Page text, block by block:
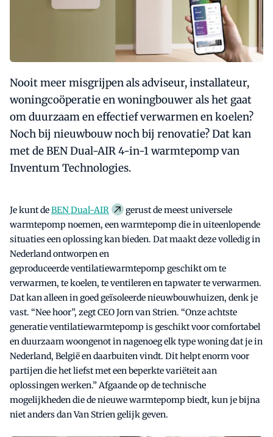
Nooit meer misgrijpen als adviseur, installateur,
woningcoöperatie en woningbouwer als het gaat
om duurzaam en effectief verwarmen en koelen?
Noch bij nieuwbouw noch bij renovatie? Dat kan
met de BEN Dual-AIR 4-in-1 warmtepomp van
Inventum Technologies.
Je kunt deBEN Dual-AIR
gerust de meest universele
warmtepomp noemen, een warmtepomp die in uiteenlopende
situaties een oplossing kan bieden. Dat maakt deze volledig in
Nederland ontworpen en
geproduceerde ventilatiewarmtepomp geschikt om te
verwarmen, te koelen, te ventileren en tapwater te verwarmen.
Dat kan alleen in goed geïsoleerde nieuwbouwhuizen, denk je
vast. “Nee hoor”, zegt CEO Jorn van Strien. “Onze achtste
generatie ventilatiewarmtepomp is geschikt voor comfortabel
en duurzaam woongenot in nagenoeg elk type woning dat je in
Nederland, België en daarbuiten vindt. Dit helpt enorm voor
partijen die het liefst met een beperkte variëteit aan
oplossingen werken.” Afgaande op de technische
mogelijkheden die de nieuwe warmtepomp biedt, kun je bijna
niet anders dan Van Strien gelijk geven.